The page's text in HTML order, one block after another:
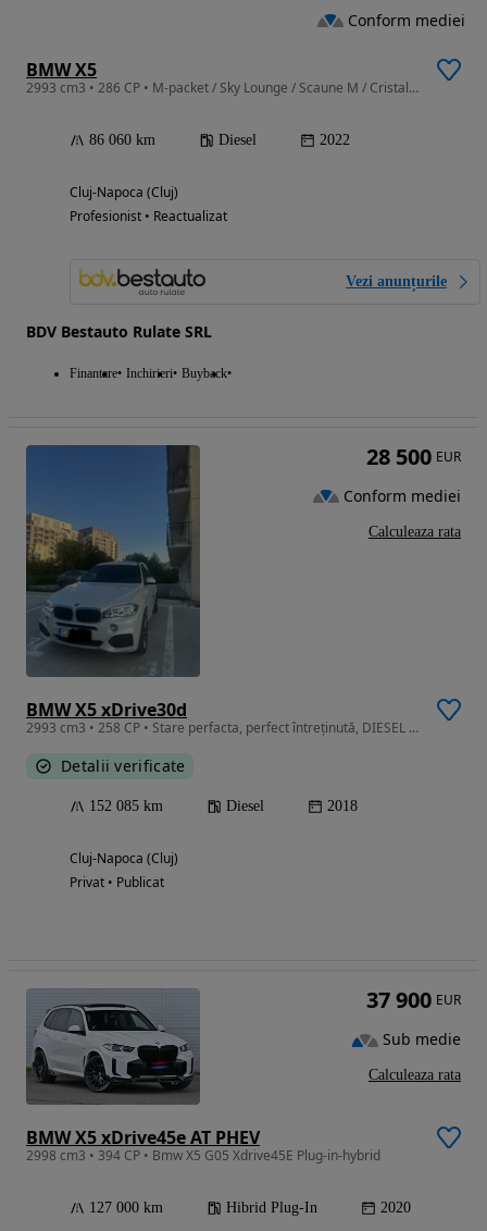
BMW X5
2993 cm3 • 286 CP • M-packet / Sky Lounge / Scaune M / Cristal / Laser / Ventilatie
86 060 km Diesel 2022
Cluj-Napoca (Cluj)
Profesionist • Reactualizat
Vezi anunțurile
BDV Bestauto Rulate SRL
Finantare Inchirieri Buyback
Conform mediei
BMW X5 xDrive30d
2993 cm3 • 258 CP • Stare perfacta, perfect întreținută, DIESEL 258 cp (o singura turbina)
Detalii verificate
152 085 km Diesel 2018
Cluj-Napoca (Cluj)
Privat • Publicat
28 500 EUR
Conform mediei
Calculeaza rata
BMW X5 xDrive45e AT PHEV
2998 cm3 • 394 CP • Bmw X5 G05 Xdrive45E Plug-in-hybrid
127 000 km Hibrid Plug-In 2020
37 900 EUR
Sub medie
Calculeaza rata